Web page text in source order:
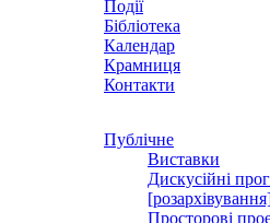
Події
Бібліотека
Календар
Крамниця
Контакти
Публічне
Виставки
Дискусійні
Просторові